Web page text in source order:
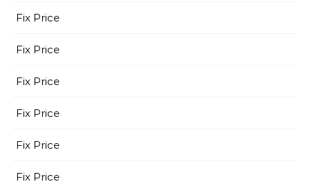
Fix Price
Fix Price
Fix Price
Fix Price
Fix Price
Fix Price